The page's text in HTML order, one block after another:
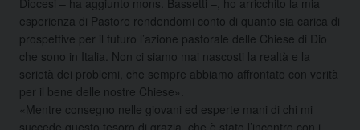
esperienza di Pastore rendendomi conto di quanto sia carica di
prospettive per il futuro l’azione pastorale delle Chiese di Dio
che sono in Italia. Non ci siamo mai nascosti la realtà e la
serietà dei problemi, che sempre abbiamo affrontato con verità
per il bene delle nostre Chiese».
«Mentre consegno nelle giovani ed esperte mani di chi mi
succede questo tesoro di grazia, che è stato l’incontro con i